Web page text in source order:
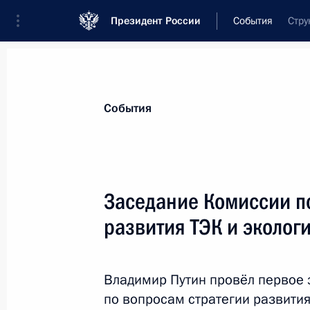
Президент России События
Новости
Послания Федеральному Собранию
Заявления по важнейшим вопросам
Речи и обращения
События
Заседание Комиссии
развития ТЭК и
Владимир Путин провёл
по вопросам стратегии